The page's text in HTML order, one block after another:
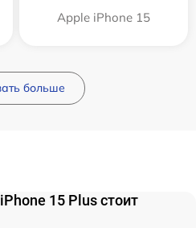
Apple iPhone 15
больше
15 Plus стоит